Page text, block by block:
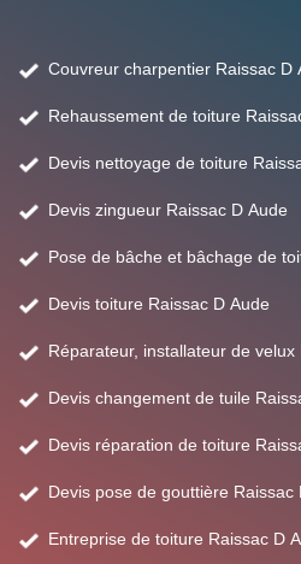
Couvreur charpentier Raissac D
Rehaussement de toiture
Devis nettoyage de toiture
Devis zingueur Raissac D Aude
Pose de bâche et bâchage de
Devis toiture Raissac D Aude
Réparateur, installateur de velux
Devis changement de tuile
Devis réparation de toiture
Devis pose de gouttière Raissac
Entreprise de toiture Raissac D